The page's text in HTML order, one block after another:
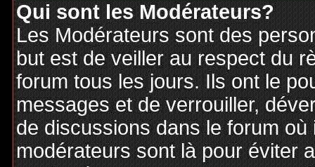
Qui sont les Modérateurs?
Les Modérateurs sont des
but est de veiller au respect du
forum tous les jours. Ils ont le
messages et de verrouiller,
de discussions dans le forum
modérateurs sont là pour éviter